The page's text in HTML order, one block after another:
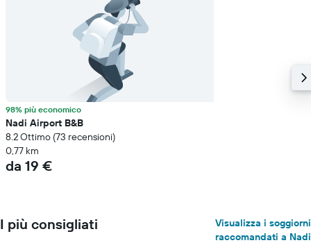
98% più economico
Nadi Airport B&B
8.2 Ottimo (73 recensioni)
0,77 km
da 19 €
I più consigliati
Visualizza i soggiorni
raccomandati a Nadi